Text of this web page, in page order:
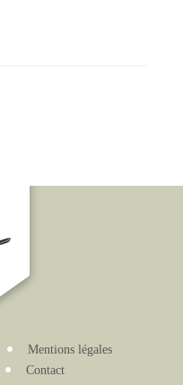
Mentions légales
Contact